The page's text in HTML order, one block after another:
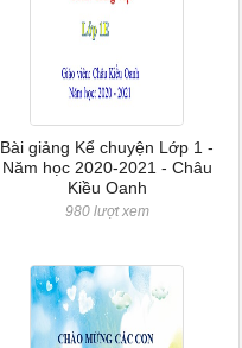
Bài giảng Kể chuyện Lớp 1 -
Năm học 2020-2021 - Châu
Kiều Oanh
980 lượt xem